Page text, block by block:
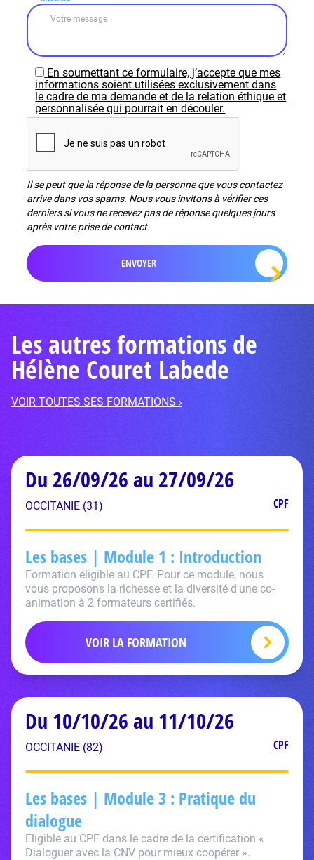
En soumettant ce formulaire, j’accepte que mes
informations soient utilisées exclusivement dans
le cadre de ma demande et de la relation éthique et
personnalisée qui pourrait en découler.
Il se peut que la réponse de la personne que vous contactez
arrive dans vos spams. Nous vous invitons à vérifier ces
derniers si vous ne recevez pas de réponse quelques jours
après votre prise de contact.
Les autres formations de
Hélène Couret Labede
VOIR TOUTES SES FORMATIONS ›
Du 26/09/26 au 27/09/26
OCCITANIE (31) CPF
Les bases | Module 1 : Introduction
Formation éligible au CPF. Pour ce module, nous
vous proposons la richesse et la diversité d'une co-
animation à 2 formateurs certifiés.
VOIR LA FORMATION
Du 10/10/26 au 11/10/26
OCCITANIE (82) CPF
Les bases | Module 3 : Pratique du
dialogue
Eligible au CPF dans le cadre de la certification «
Dialoguer avec la CNV pour mieux coopérer ».